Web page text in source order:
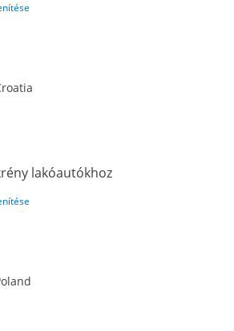
lakóautókhoz